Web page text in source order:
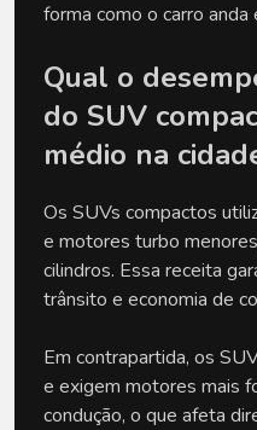
forma como o carro
Qual o
do SUV
médio na
Os SUVs compactos
e motores turbo
cilindros. Essa receita
trânsito e economia de
Em contrapartida, os
e exigem motores mais
condução, o que afeta